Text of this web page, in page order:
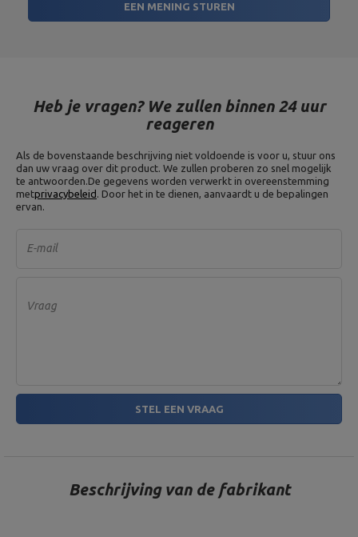
EEN MENING STUREN
Heb je vragen? We zullen binnen 24 uur
reageren
Als de bovenstaande beschrijving niet voldoende is voor u, stuur ons
dan uw vraag over dit product. We zullen proberen zo snel mogelijk
te antwoorden.De gegevens worden verwerkt in overeenstemming
metprivacybeleid . Door het in te dienen, aanvaardt u de bepalingen
ervan.
E-mail
Vraag
STEL EEN VRAAG
Beschrijving van de fabrikant